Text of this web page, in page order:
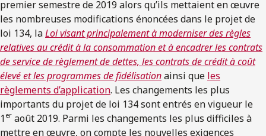
premier semestre de 2019 alors qu’ils mettaient en œuvre
les nombreuses modifications énoncées dans le projet de
loi 134, laLoi visant principalement à moderniser des règles
relatives au crédit à la consommation et à encadrer les contrats
de service de règlement de dettes, les contrats de crédit à coût
élevé et les programmes de fidélisationainsi que les
règlements d’application. Les changements les plus
importants du projet de loi 134 sont entrés en vigueur le
1 er août 2019. Parmi les changements les plus difficiles à
mettre en œuvre, on compte les nouvelles exigences